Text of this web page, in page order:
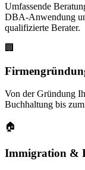
Umfassende
DBA-Anwendung
qualifizierte Berater.
🏢
Von der Gründung
Buchhaltung bis zum
🏠
Immigration &